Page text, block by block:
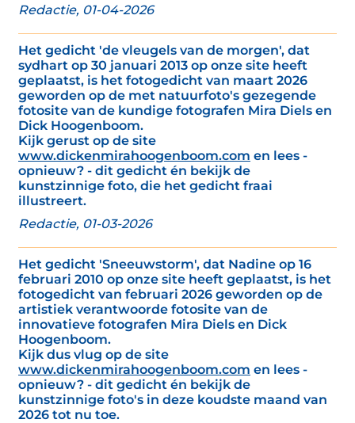
Redactie, 01-04-2026
Het gedicht 'de vleugels van de morgen', dat
sydhart op 30 januari 2013 op onze site heeft
geplaatst, is het fotogedicht van maart 2026
geworden op de met natuurfoto's gezegende
fotosite van de kundige fotografen Mira Diels en
Dick Hoogenboom.
Kijk gerust op de site
www.dickenmirahoogenboom.com en lees -
opnieuw? - dit gedicht én bekijk de
kunstzinnige foto, die het gedicht fraai
illustreert.
Redactie, 01-03-2026
Het gedicht 'Sneeuwstorm', dat Nadine op 16
februari 2010 op onze site heeft geplaatst, is het
fotogedicht van februari 2026 geworden op de
artistiek verantwoorde fotosite van de
innovatieve fotografen Mira Diels en Dick
Hoogenboom.
Kijk dus vlug op de site
www.dickenmirahoogenboom.com en lees -
opnieuw? - dit gedicht én bekijk de
kunstzinnige foto's in deze koudste maand van
2026 tot nu toe.